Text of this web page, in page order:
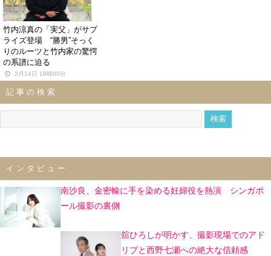
竹内涼真の「実父」がサプ
ライズ登場 “勝男”そっく
りのルーツと竹内家の驚愕
の系譜に迫る
2月14日 18時00分
記事の検索
インタビュー
南沙良、金密輸に手を染める妊婦役を熱演 シンガポ
ール撮影の裏側
舘ひろしが明かす、撮影現場でのアド
リブと西野七瀬への絶大な信頼感